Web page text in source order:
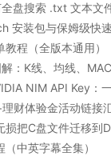
程（全版本通用）
财体验金活动链接
损把C盘文件迁移到
中英字幕全集）